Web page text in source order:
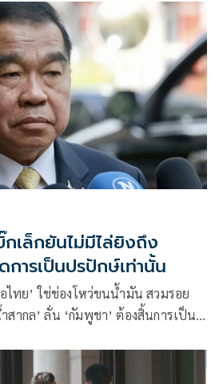
มพูชา”
กเล็กยันไม่มีไล่ยิงถึง
ารเป็นปรปักษ์เท่านั้น
ไทย’ ใช่ช่องโหว่ขนน้ำมัน สวมรอย
สากล’ ลั่น ‘กัมพูชา’ ต้องสิ้นการเป็น